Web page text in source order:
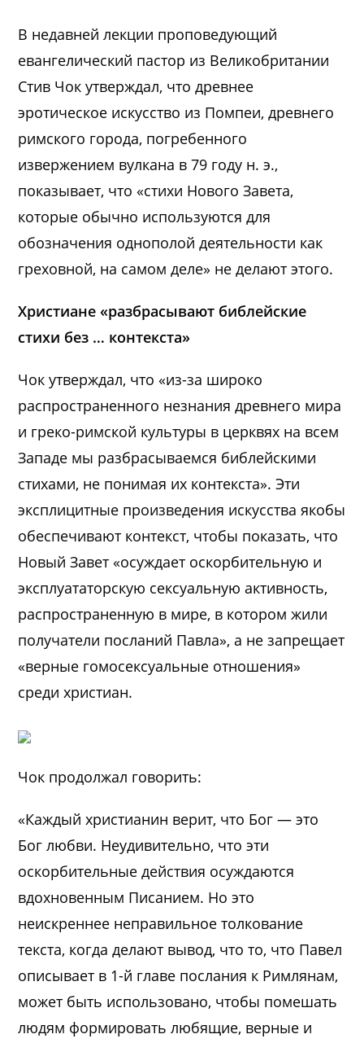
В недавней лекции проповедующий
евангелический пастор из Великобритании
Стив Чок утверждал, что древнее
эротическое искусство из Помпеи, древнего
римского города, погребенного
извержением вулкана в 79 году н. э.,
показывает, что «стихи Нового Завета,
которые обычно используются для
обозначения однополой деятельности как
греховной, на самом деле» не делают этого.
Христиане «разбрасывают библейские
стихи без … контекста»
Чок утверждал, что «из-за широко
распространенного незнания древнего мира
и греко-римской культуры в церквях на всем
Западе мы разбрасываемся библейскими
стихами, не понимая их контекста». Эти
эксплицитные произведения искусства якобы
обеспечивают контекст, чтобы показать, что
Новый Завет «осуждает оскорбительную и
эксплуататорскую сексуальную активность,
распространенную в мире, в котором жили
получатели посланий Павла», а не запрещает
«верные гомосексуальные отношения»
среди христиан.
Чок продолжал говорить:
«Каждый христианин верит, что Бог — это
Бог любви. Неудивительно, что эти
оскорбительные действия осуждаются
вдохновенным Писанием. Но это
неискреннее неправильное толкование
текста, когда делают вывод, что то, что Павел
описывает в 1-й главе послания к Римлянам,
может быть использовано, чтобы помешать
людям формировать любящие, верные и